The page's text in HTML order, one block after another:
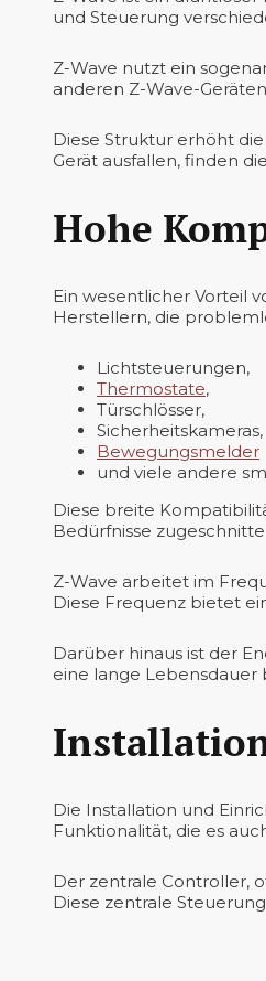
und Steuerung
Z-Wave nutzt ein
anderen Z-Wave-
Diese Struktur erhöht
Gerät ausfallen, finden
Hohe
Ein wesentlicher Vorteil
Herstellern, die
Lichtsteuerungen,
Thermostate,
Türschlösser,
Sicherheitskameras,
Bewegungsmelder
und viele andere
Diese breite
Bedürfnisse
Z-Wave arbeitet im
Diese Frequenz bietet
Darüber hinaus ist der
eine lange Lebensdauer
Die Installation und
Funktionalität, die es
Der zentrale Controller,
Diese zentrale